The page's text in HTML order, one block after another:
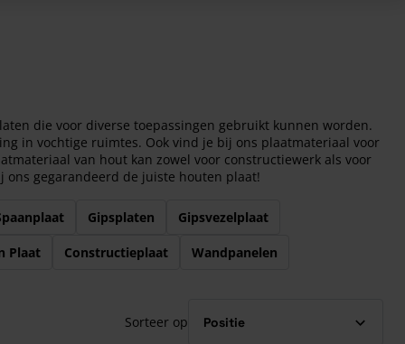
die voor diverse toepassingen gebruikt kunnen worden.
in vochtige ruimtes. Ook vind je bij ons plaatmateriaal voor
van hout kan zowel voor constructiewerk als voor
gegarandeerd de juiste houten plaat!
Gipsplaten Gipsvezelplaat
Plaat Constructieplaat Wandpanelen
Sorteer op